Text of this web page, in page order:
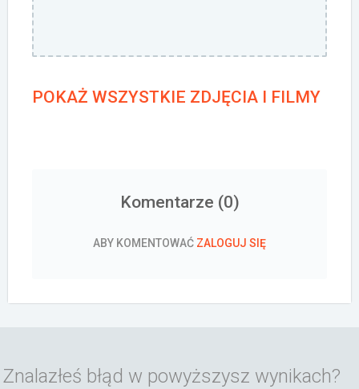
POKAŻ WSZYSTKIE ZDJĘCIA I FILMY
Komentarze (0)
ABY KOMENTOWAĆ ZALOGUJ SIĘ
Znalazłeś błąd w powyższysz wynikach?